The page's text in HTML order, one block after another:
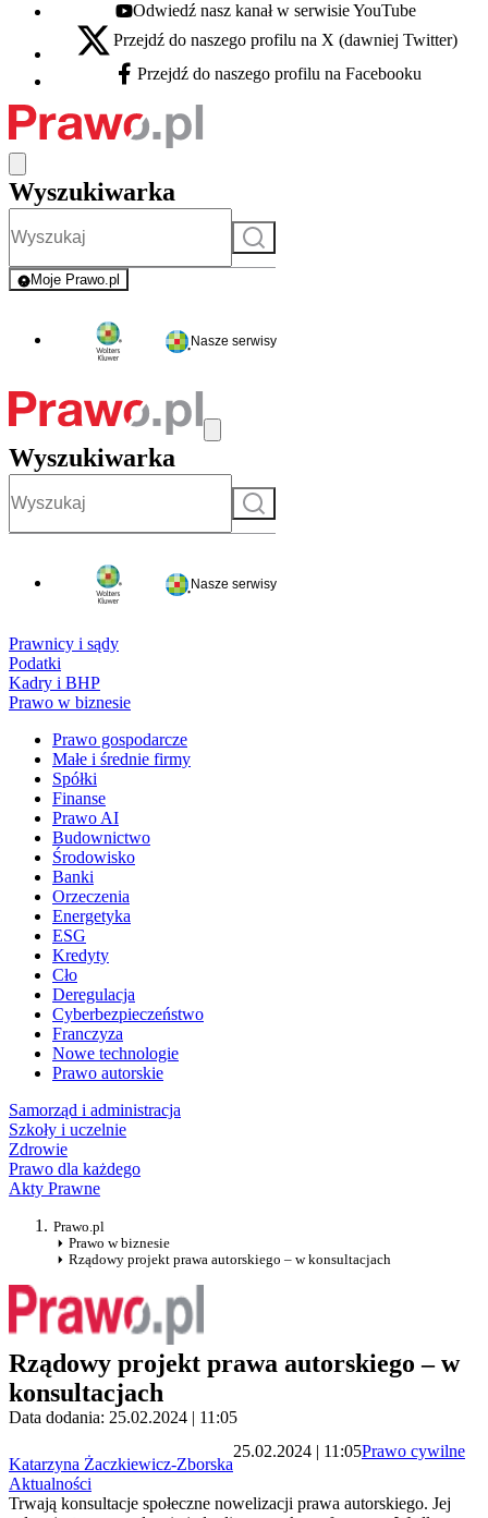
Youtube - otwiera się w nowej karcie
Odwiedź nasz kanał w serwisie YouTube
X - otwiera się w nowej karcie
Przejdź do naszego profilu na X (dawniej Twitter)
Facebook - otwiera się w nowej karcie
Przejdź do naszego profilu na Facebooku
Wyszukiwarka
Szukaj
Moje Prawo.pl
- rejestracja i logowanie do serwisu
Nasze serwisy
Wyszukiwarka
Szukaj
Nasze serwisy
Prawnicy i sądy
Podatki
Kadry i BHP
Prawo w biznesie
Prawo gospodarcze
Małe i średnie firmy
Spółki
Finanse
Prawo AI
Budownictwo
Środowisko
Banki
Orzeczenia
Energetyka
ESG
Kredyty
Cło
Deregulacja
Cyberbezpieczeństwo
Franczyza
Nowe technologie
Prawo autorskie
Samorząd i administracja
Szkoły i uczelnie
Zdrowie
Prawo dla każdego
Akty Prawne
Prawo.pl
Prawo w biznesie
Rządowy projekt prawa autorskiego – w konsultacjach
Rządowy projekt prawa autorskiego – w
konsultacjach
Data dodania: 25.02.2024 | 11:05
Katarzyna Żaczkiewicz-Zborska
25.02.2024 | 11:05Prawo cywilne
Aktualności
Trwają konsultacje społeczne nowelizacji prawa autorskiego. Jej